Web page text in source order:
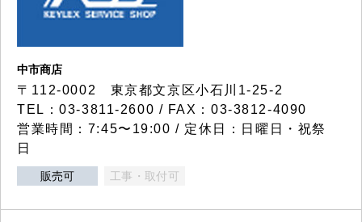
中市商店
〒112-0002 東京都文京区小石川1-25-2
TEL：03-3811-2600 / FAX：03-3812-4090
営業時間：7:45〜19:00 / 定休日：日曜日・祝祭
日
販売可 工事・取付可